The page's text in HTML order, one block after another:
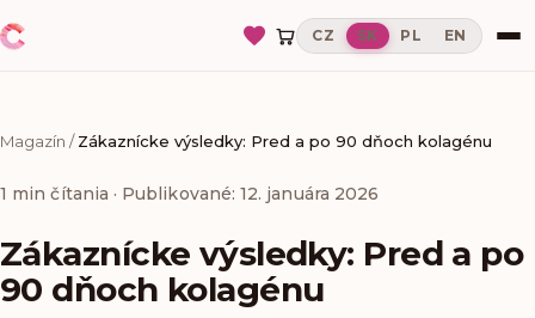
CZ SK PL EN
Magazín /Zákaznícke výsledky: Pred a po 90 dňoch kolagénu
1 min čítania · Publikované: 12. januára 2026
Zákaznícke výsledky: Pred a po
90 dňoch kolagénu